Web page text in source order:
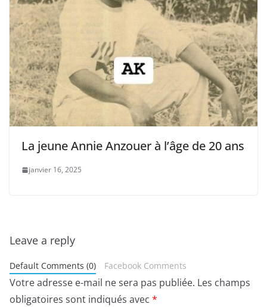
La jeune Annie Anzouer à l’âge de 20 ans
janvier 16, 2025
Leave a reply
Default Comments (0) Facebook Comments
Votre adresse e-mail ne sera pas publiée. Les champs
obligatoires sont indiqués avec *